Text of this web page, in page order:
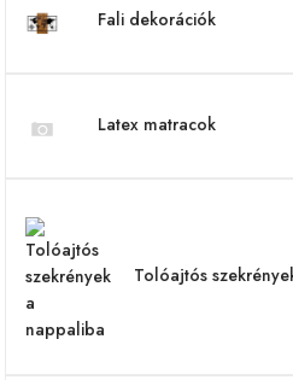
Fali dekorációk
Latex matracok
Tolóajtós